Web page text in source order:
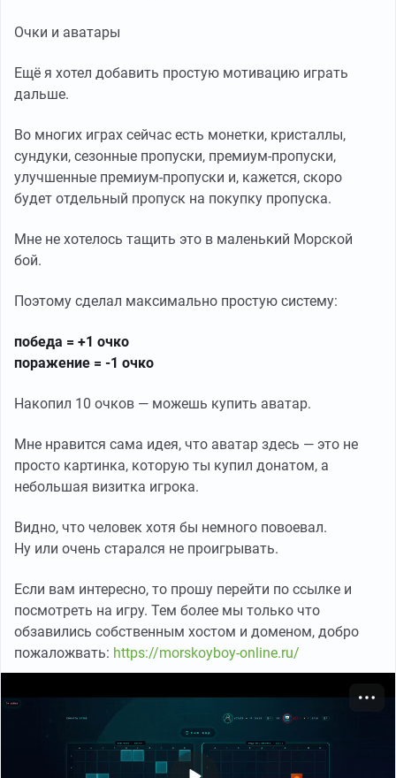
Очки и аватары
Ещё я хотел добавить простую мотивацию играть
дальше.
Во многих играх сейчас есть монетки, кристаллы,
сундуки, сезонные пропуски, премиум-пропуски,
улучшенные премиум-пропуски и, кажется, скоро
будет отдельный пропуск на покупку пропуска.
Мне не хотелось тащить это в маленький Морской
бой.
Поэтому сделал максимально простую систему:
победа = +1 очко
поражение = -1 очко
Накопил 10 очков — можешь купить аватар.
Мне нравится сама идея, что аватар здесь — это не
просто картинка, которую ты купил донатом, а
небольшая визитка игрока.
Видно, что человек хотя бы немного повоевал.
Ну или очень старался не проигрывать.
Если вам интересно, то прошу перейти по ссылке и
посмотреть на игру. Тем более мы только что
обзавились собственным хостом и доменом, добро
пожаложвать: https://morskoyboy-online.ru/